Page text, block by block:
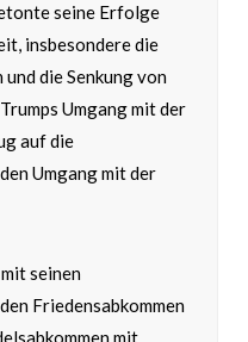
seine Erfolge
insbesondere die
die Senkung von
Umgang mit der
auf die
Umgang mit der
seinen
Friedensabkommen
mit